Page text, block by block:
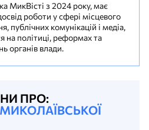
МикВісті з 2024 року, має
роботи у сфері місцевого
публічних комунікацій і медіа,
на політиці, реформах та
органів влади.
ПРО: